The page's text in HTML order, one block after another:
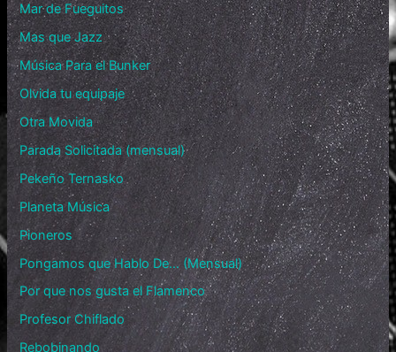
Mar de Fueguitos
Mas que Jazz
Música Para el Bunker
Olvida tu equipaje
Otra Movida
Parada Solicitada (mensual)
Pekeño Ternasko
Planeta Música
Pioneros
Pongamos que Hablo De… (Mensual)
Por que nos gusta el Flamenco
Profesor Chiflado
Rebobinando